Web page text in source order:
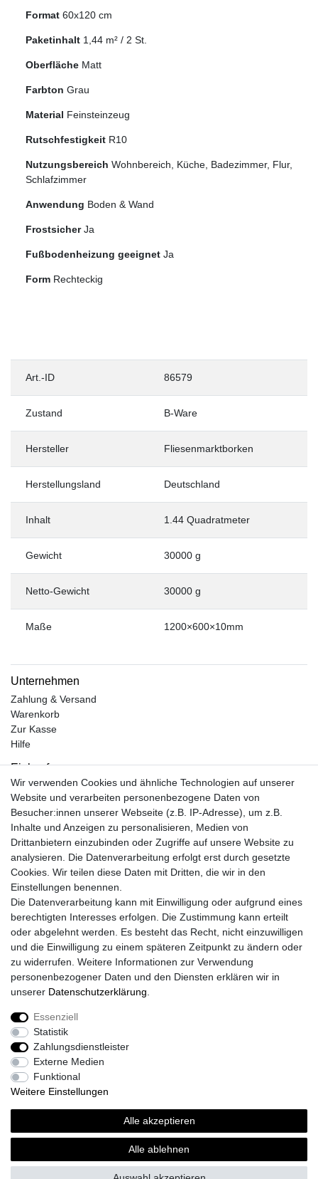
Format 60x120 cm
Paketinhalt 1,44 m² / 2 St.
Oberfläche Matt
Farbton Grau
Material Feinsteinzeug
Rutschfestigkeit R10
Nutzungsbereich Wohnbereich, Küche, Badezimmer, Flur,
Schlafzimmer
Anwendung Boden & Wand
Frostsicher Ja
Fußbodenheizung geeignet Ja
Form Rechteckig
Art.-ID 86579
Zustand B-Ware
Hersteller Fliesenmarktborken
Herstellungsland Deutschland
Inhalt 1.44 Quadratmeter
Gewicht 30000 g
Netto-Gewicht 30000 g
Maße 1200×600×10mm
Unternehmen
Zahlung & Versand
Warenkorb
Zur Kasse
Hilfe
Einkaufen
Kontakt
Unsere Öffnungszeiten
Facebook
Instagram
Mein Konto
Registrieren
Login
Unsere Shop´s
Fliesenmarkt Ochtrup
Fliesenmarkt Borken
Fliesenmarkt Bocholt
Widerrufs­recht
Daten­schutz­erklärung
Wir verwenden Cookies und ähnliche Technologien auf unserer
Website und verarbeiten personenbezogene Daten von
Besucher:innen unserer Webseite (z.B. IP-Adresse), um z.B.
Inhalte und Anzeigen zu personalisieren, Medien von
Drittanbietern einzubinden oder Zugriffe auf unsere Website zu
analysieren. Die Datenverarbeitung erfolgt erst durch gesetzte
Cookies. Wir teilen diese Daten mit Dritten, die wir in den
Einstellungen benennen.
Die Datenverarbeitung kann mit Einwilligung oder aufgrund eines
berechtigten Interesses erfolgen. Die Zustimmung kann erteilt
oder abgelehnt werden. Es besteht das Recht, nicht einzuwilligen
und die Einwilligung zu einem späteren Zeitpunkt zu ändern oder
zu widerrufen. Weitere Informationen zur Verwendung
personenbezogener Daten und den Diensten erklären wir in
unserer Daten­schutz­erklärung
Essenziell
Statistik
Zahlungsdienstleister
Externe Medien
Funktional
Weitere Einstellungen
Alle akzeptieren
Alle ablehnen
© Copyright 2026 | Alle Rechte vorbehalten.
Realisierung und Umsetzung bye